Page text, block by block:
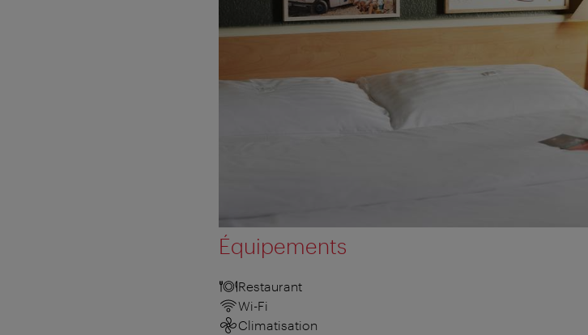
Équipements
Restaurant
Wi-Fi
Climatisation